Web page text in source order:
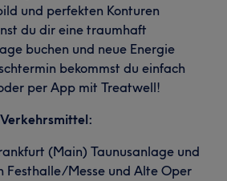
und perfekten Konturen
du dir eine traumhaft
buchen und neue Energie
bekommst du einfach
per App mit Treatwell!
(Main) Taunusanlage und
Festhalle/Messe und Alte Oper